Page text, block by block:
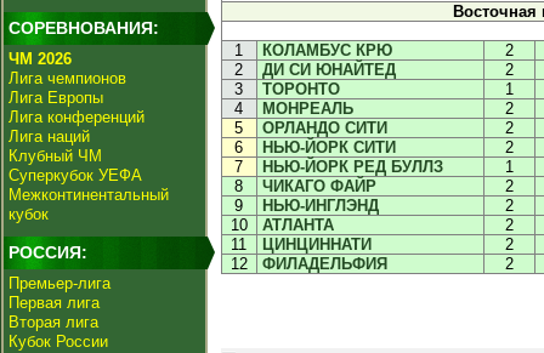
СОРЕВНОВАНИЯ:
ЧМ 2026
Лига чемпионов
Лига Европы
Лига конференций
Лига наций
Клубный ЧМ
Суперкубок УЕФА
Межконтинентальный
кубок
РОССИЯ:
Премьер-лига
Первая лига
Вторая лига
Кубок России
1 КОЛАМБУС КРЮ
2
2
ДИ СИ ЮНАЙТЕД
2
3
ТОРОНТО
1
4
МОНРЕАЛЬ
2
5
ОРЛАНДО СИТИ
2
6
НЬЮ-ЙОРК СИТИ
2
7
НЬЮ-ЙОРК РЕД БУЛЛЗ
1
8
ЧИКАГО ФАЙР
2
9
НЬЮ-ИНГЛЭНД
2
10
АТЛАНТА
2
11
ЦИНЦИННАТИ
2
12
ФИЛАДЕЛЬФИЯ 2